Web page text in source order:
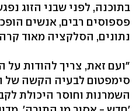
בתוכנה, לפני שבני הזוג
פספוסים רבים, אנשים
נתונים, הסלקציה מאוד
"ועם זאת, צריך להודות על
סימפטום לבעיה הקשה של
השמרנות וחוסר היכולת